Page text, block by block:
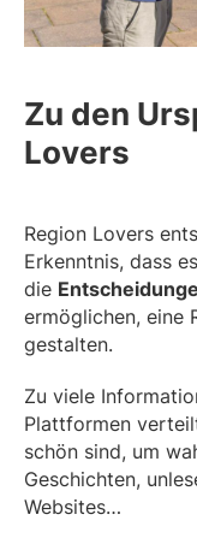
Zu den
Lovers
Region Lovers
Erkenntnis, dass
die
ermöglichen, eine
gestalten.
Zu viele
Plattformen
schön sind, um
Geschichten,
Websites…